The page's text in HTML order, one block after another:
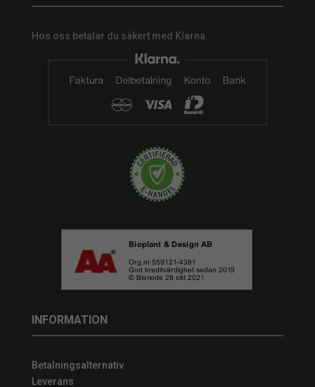
Hos oss betalar du säkert med Klarna.
INFORMATION
Betalningsalternativ
Leverans